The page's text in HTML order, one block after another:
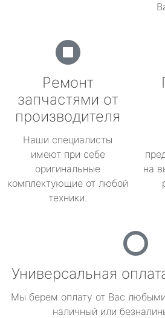
Ремонт
запчастями от
производителя
Наши специалисты
имеют при себе
оригинальные
комплектующие от любой
техники.
на
Универсальная
Мы берем оплату от Вас
наличный или